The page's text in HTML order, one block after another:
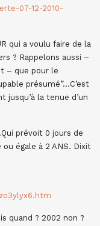
07-12-2010-
qui a voulu faire de la
? Rappelons aussi –
– que pour le
présumé”…C’est
jusqu’à la tenue d’un
prévoit 0 jours de
égale à 2 ANS. Dixit
quand ? 2002 non ?